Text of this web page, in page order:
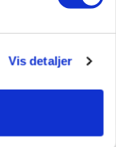
Vis detaljer